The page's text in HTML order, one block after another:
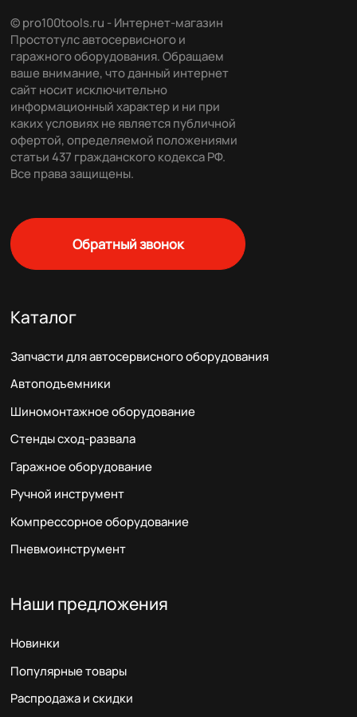
© pro100tools.ru - Интернет-магазин
Простотулс автосервисного и
гаражного оборудования. Обращаем
ваше внимание, что данный интернет
сайт носит исключительно
информационный характер и ни при
каких условиях не является публичной
офертой, определяемой положениями
статьи 437 гражданского кодекса РФ.
Все права защищены.
Обратный звонок
Каталог
Запчасти для автосервисного оборудования
Автоподъемники
Шиномонтажное оборудование
Стенды сход-развала
Гаражное оборудование
Ручной инструмент
Компрессорное оборудование
Пневмоинструмент
Наши предложения
Новинки
Популярные товары
Распродажа и скидки